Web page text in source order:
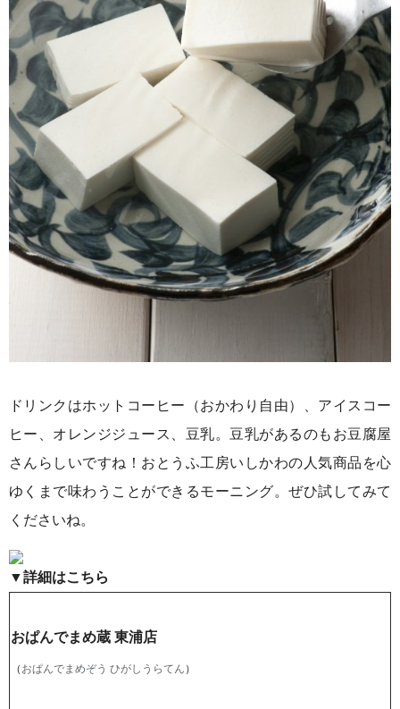
ドリンクはホットコーヒー（おかわり自由）、アイスコー
ヒー、オレンジジュース、豆乳。豆乳があるのもお豆腐屋
さんらしいですね！おとうふ工房いしかわの人気商品を心
ゆくまで味わうことができるモーニング。ぜひ試してみて
くださいね。
▼詳細はこちら
おぱんでまめ蔵 東浦店
（ おぱんでまめぞう ひがしうらてん ）